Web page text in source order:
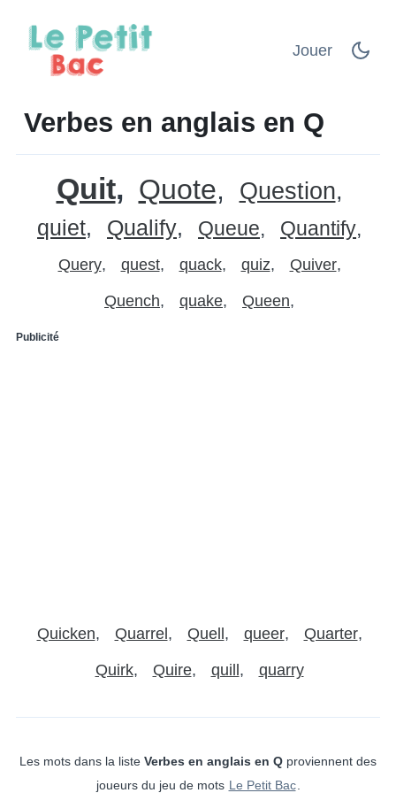
Jouer
Verbes en anglais en Q
Quit Quote Question
quiet Qualify Queue Quantify
Query quest quack quiz Quiver
Quench quake Queen
Publicité
Quicken Quarrel Quell queer Quarter
Quirk Quire quill quarry
Les mots dans la liste Verbes en anglais en Q proviennent des
joueurs du jeu de mots Le Petit Bac